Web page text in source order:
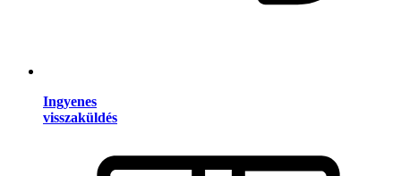
Ingyenes
visszaküldés